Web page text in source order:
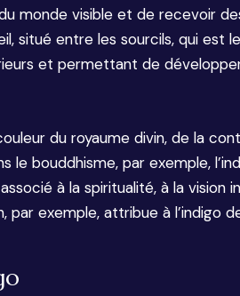
monde visible et de recevoir
entre les sourcils, qui est
et permettant de
du royaume divin, de la
le bouddhisme, par exemple,
à la spiritualité, à la
par exemple, attribue à